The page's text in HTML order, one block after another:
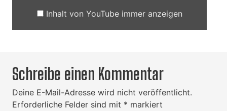
Inhalt von YouTube immer anzeigen
Schreibe einen Kommentar
Deine E-Mail-Adresse wird nicht veröffentlicht.
Erforderliche Felder sind mit * markiert